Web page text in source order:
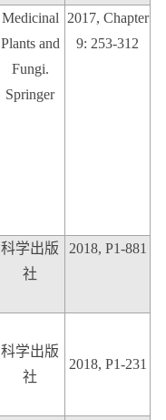
Medicinal
Plants and
Fungi.
Springer
2017, Chapter
9: 253-312
科学出版
社
2018, P1-881
科学出版
社
2018, P1-231